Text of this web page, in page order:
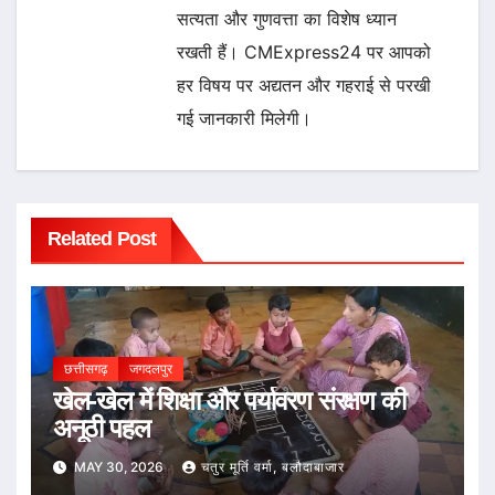
सत्यता और गुणवत्ता का विशेष ध्यान
रखती हैं। CMExpress24 पर आपको
हर विषय पर अद्यतन और गहराई से परखी
गई जानकारी मिलेगी।
Related Post
छत्तीसगढ़ जगदलपुर
खेल-खेल में शिक्षा और पर्यावरण संरक्षण की
अनूठी पहल
MAY 30, 2026 चतुर मूर्ति वर्मा, बलौदाबाजार